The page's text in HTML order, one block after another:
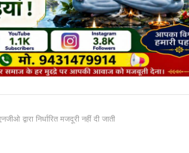
द्वारा निर्धारित मजदूरी नहीं दी जाती